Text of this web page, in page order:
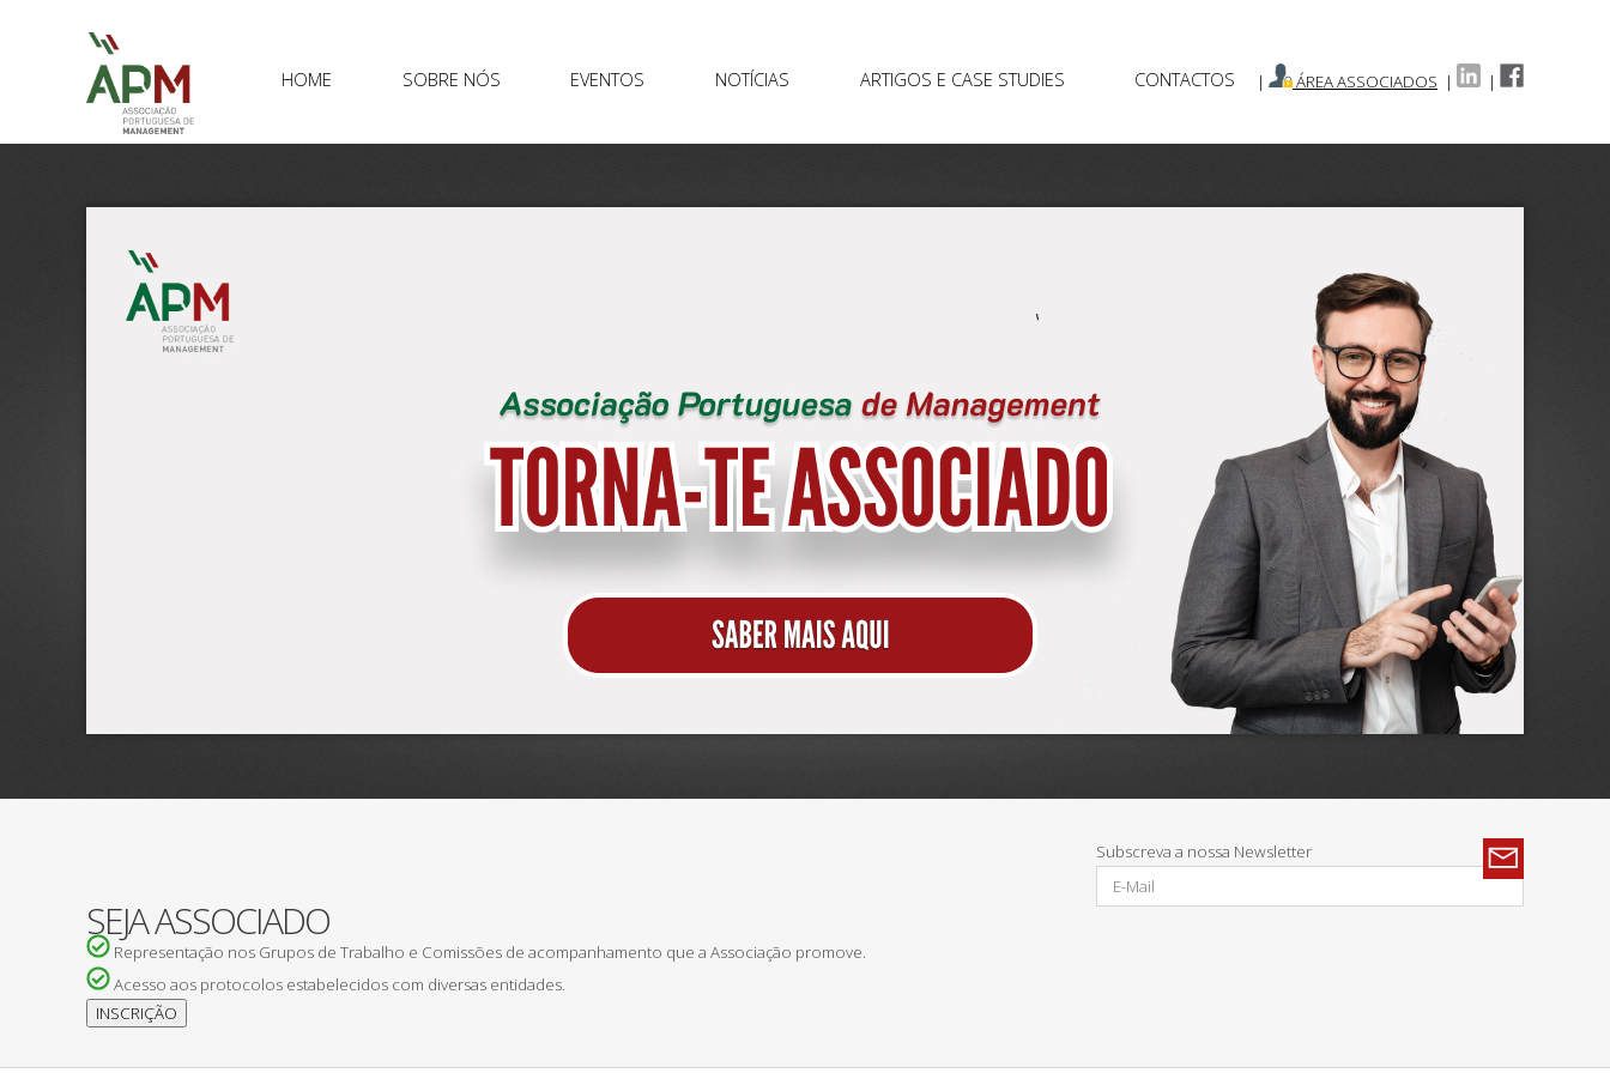
HOME SOBRE NÓS EVENTOS NOTÍCIAS ARTIGOS E CASE STUDIES CONTACTOS | ÁREA ASSOCIADOS | |
Parcerias:
Subscreva a nossa Newsletter
SEJA ASSOCIADO
Representação nos Grupos de Trabalho e Comissões de acompanhamento que a Associação promove.
Acesso aos protocolos estabelecidos com diversas entidades.